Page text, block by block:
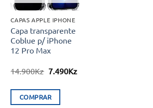
CAPAS APPLE IPHONE
Capa transparente
Coblue p/ iPhone
12 Pro Max
14.900Kz O
era:
14.900Kz.
7.490KzO
COMPRAR